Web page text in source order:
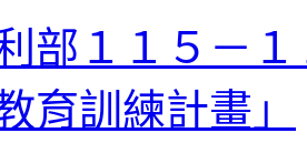
部１１５－
育訓練計畫」